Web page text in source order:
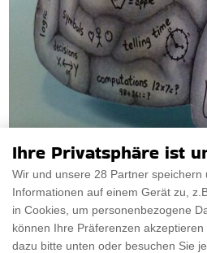
Gehirn Hut
Zeigen Sie bei verschiedenen
Brain Hat. Dieser Hut ist in
Ihre Privatsphäre ist
Wir und unsere 28 Partner
Informationen auf einem Gerät zu,
in Cookies, um personenbezogene
können Ihre Präferenzen
dazu bitte unten oder besuchen Sie